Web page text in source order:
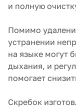
и полную
Помимо
устранении
на языке могут
дыхания, и
помогает
Скребок